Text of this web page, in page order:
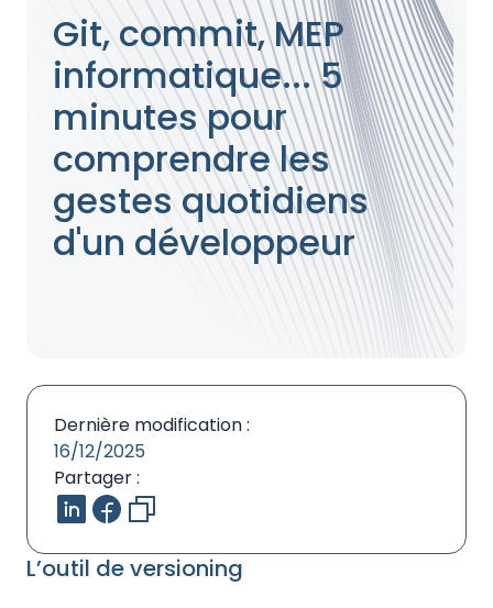
Git, commit, MEP
informatique... 5
minutes pour
comprendre les
gestes quotidiens
d'un développeur
L’outil de versioning
Dernière modification :
16/12/2025
Partager :